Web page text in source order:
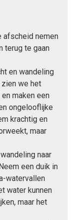
afscheid nemen
terug te gaan
en wandeling
zien we het
maken een
ongelooflijke
krachtig en
maar
naar
een duik in
watervallen
water kunnen
maar het